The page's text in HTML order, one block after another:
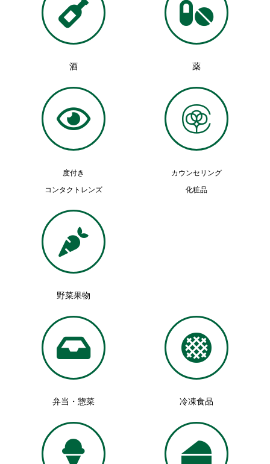
酒 薬
度付き
コンタクトレンズ
カウンセリング
化粧品
野菜果物
弁当・惣菜 冷凍食品